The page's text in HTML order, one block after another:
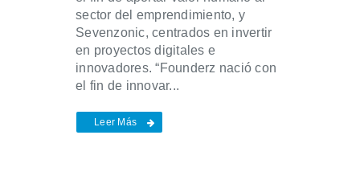
sector del emprendimiento, y
Sevenzonic, centrados en invertir
en proyectos digitales e
innovadores. “Founderz nació con
el fin de innovar...
Leer Más